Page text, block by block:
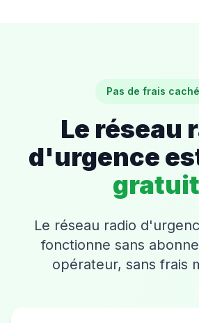
Pas de frais
Le réseau
d'urgence
gratuit
Le réseau radio
fonctionne sans
opérateur, sans frais